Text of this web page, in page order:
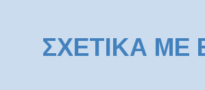
ΣΧΕΤΙΚΑ ΜΕ